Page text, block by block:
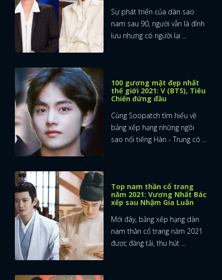
Sự phát triển của dàn sao
nam sau 90, người vẫn là đỉnh
lưu nhưng có người lại ...
100 gương mặt đẹp nhất
thế giới 2021: V (BTS), Tiêu
Chiến đứng đầu
Cùng Soopatch tìm hiểu về
bảng xếp hạng những ngôi
sao nổi tiếng Hàn - Trung có ...
Top nam thần cổ trang
năm 2021: Vương Nhất Bác
xếp sau Nhậm Gia Luân
Mới đây, bảng xếp hạng dàn
nam thần cổ trang năm 2021
được đăng tải, thu hút ...